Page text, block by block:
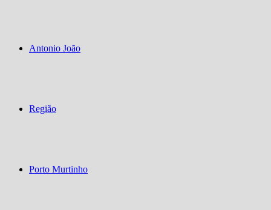
Antonio João
Região
Porto Murtinho